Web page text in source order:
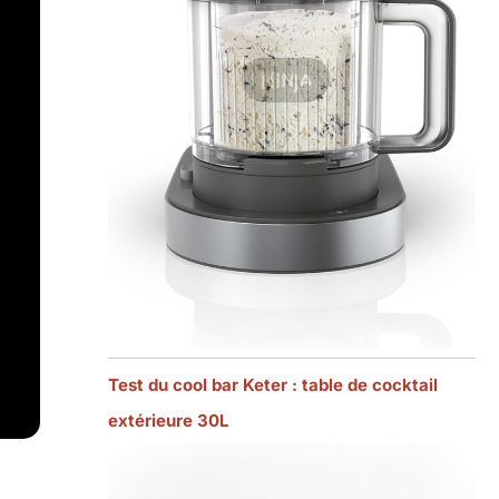
Test du cool bar Keter : table de cocktail
extérieure 30L